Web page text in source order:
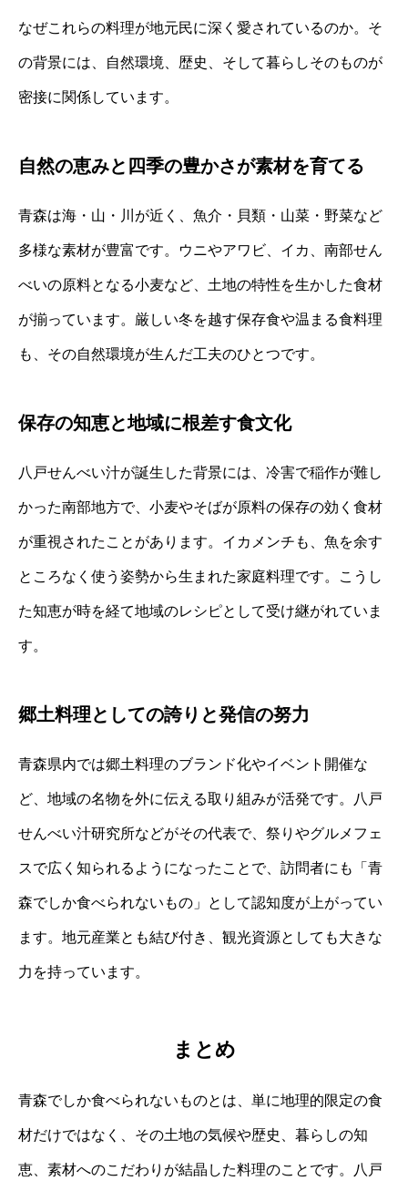
なぜこれらの料理が地元民に深く愛されているのか。そ
の背景には、自然環境、歴史、そして暮らしそのものが
密接に関係しています。
自然の恵みと四季の豊かさが素材を育てる
青森は海・山・川が近く、魚介・貝類・山菜・野菜など
多様な素材が豊富です。ウニやアワビ、イカ、南部せん
べいの原料となる小麦など、土地の特性を生かした食材
が揃っています。厳しい冬を越す保存食や温まる食料理
も、その自然環境が生んだ工夫のひとつです。
保存の知恵と地域に根差す食文化
八戸せんべい汁が誕生した背景には、冷害で稲作が難し
かった南部地方で、小麦やそばが原料の保存の効く食材
が重視されたことがあります。イカメンチも、魚を余す
ところなく使う姿勢から生まれた家庭料理です。こうし
た知恵が時を経て地域のレシピとして受け継がれていま
す。
郷土料理としての誇りと発信の努力
青森県内では郷土料理のブランド化やイベント開催な
ど、地域の名物を外に伝える取り組みが活発です。八戸
せんべい汁研究所などがその代表で、祭りやグルメフェ
スで広く知られるようになったことで、訪問者にも「青
森でしか食べられないもの」として認知度が上がってい
ます。地元産業とも結び付き、観光資源としても大きな
力を持っています。
まとめ
青森でしか食べられないものとは、単に地理的限定の食
材だけではなく、その土地の気候や歴史、暮らしの知
恵、素材へのこだわりが結晶した料理のことです。八戸